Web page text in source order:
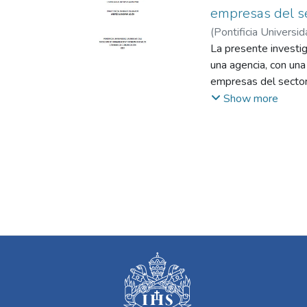
empresas del
(Pontificia
Lombana Jején,
La presente
una agencia, con
empresas del
estratégica. Para
Show more